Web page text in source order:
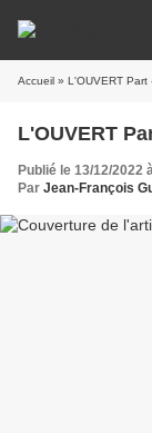
Accueil » L'OUVERT Part
L'OUVERT
Publié le 13/12/2022
Par Jean-François